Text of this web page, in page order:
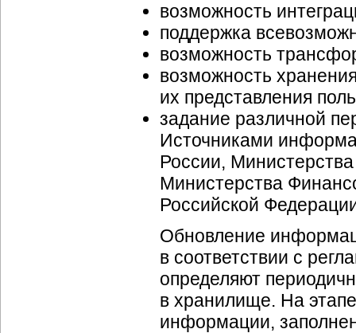
возможность
поддержка
возможность
возможность
их представления
задание различной
Источниками
России,
Министерства
Российской
Обновление
в соответствии с
определяют
в хранилище. На
информации,